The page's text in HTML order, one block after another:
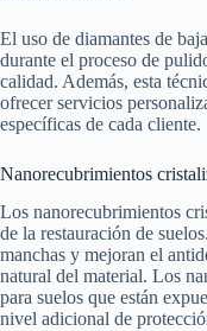
El uso de diamantes de
durante el proceso de
calidad. Además, esta
ofrecer servicios
específicas de cada cliente.
Nanorecubrimientos
Los nanorecubrimientos
de la restauración de
manchas y mejoran el
natural del material. Los
para suelos que están
nivel adicional de